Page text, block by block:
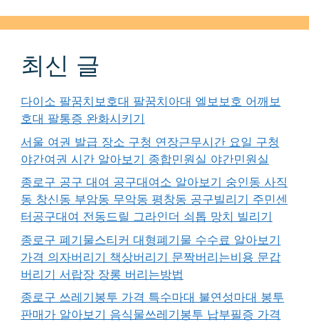
최신 글
다이소 팔꿈치보호대 팔꿈치아대 엘보보호 어깨보
호대 팔통증 완화시키기
서울 여권 발급 장소 구청 연장근무시간 요일 구청
야간여권 시간 알아보기 종합민원실 야간민원실
종로구 공구 대여 공구대여소 알아보기 숭인동 사직
동 창신동 부암동 무악동 평창동 공구빌리기 주민센
터공구대여 전동드릴 그라인더 쇠톱 망치 빌리기
종로구 폐기물스티커 대형폐기물 수수료 알아보기
가격 의자버리기 책상버리기 문짝버리는비용 문갑
버리기 서랍장 장롱 버리는방법
종로구 쓰레기봉투 가격 특수마대 불연성마대 봉투
판매가 알아보기 음식물쓰레기봉투 납부필증 가격